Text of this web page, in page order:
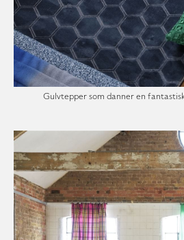
Gulvtepper som danner en